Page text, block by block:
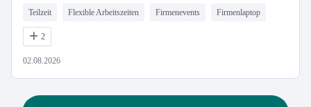
Teilzeit Flexible Arbeitszeiten Firmenevents Firmenlaptop
2
02.08.2026